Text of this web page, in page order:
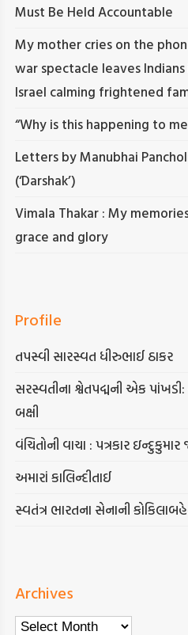
Must Be Held Accountable
My mother cries on the
war spectacle leaves Indians
Israel calming frightened
“Why is this happening to
Letters by Manubhai
(‘Darshak’)
Vimala Thakar : My
grace and glory
Profile
તપસ્વી સારસ્વત ધીરુભાઈ ઠાકર
સરસ્વતીના શ્વેતપદ્મની એક
બક્ષી
વંચિતોની વાચા : પત્રકાર ઇન્દુકુમાર
અમારાં કાલિન્દીતાઈ
સ્વતંત્ર ભારતના સેનાની
Archives
Archives